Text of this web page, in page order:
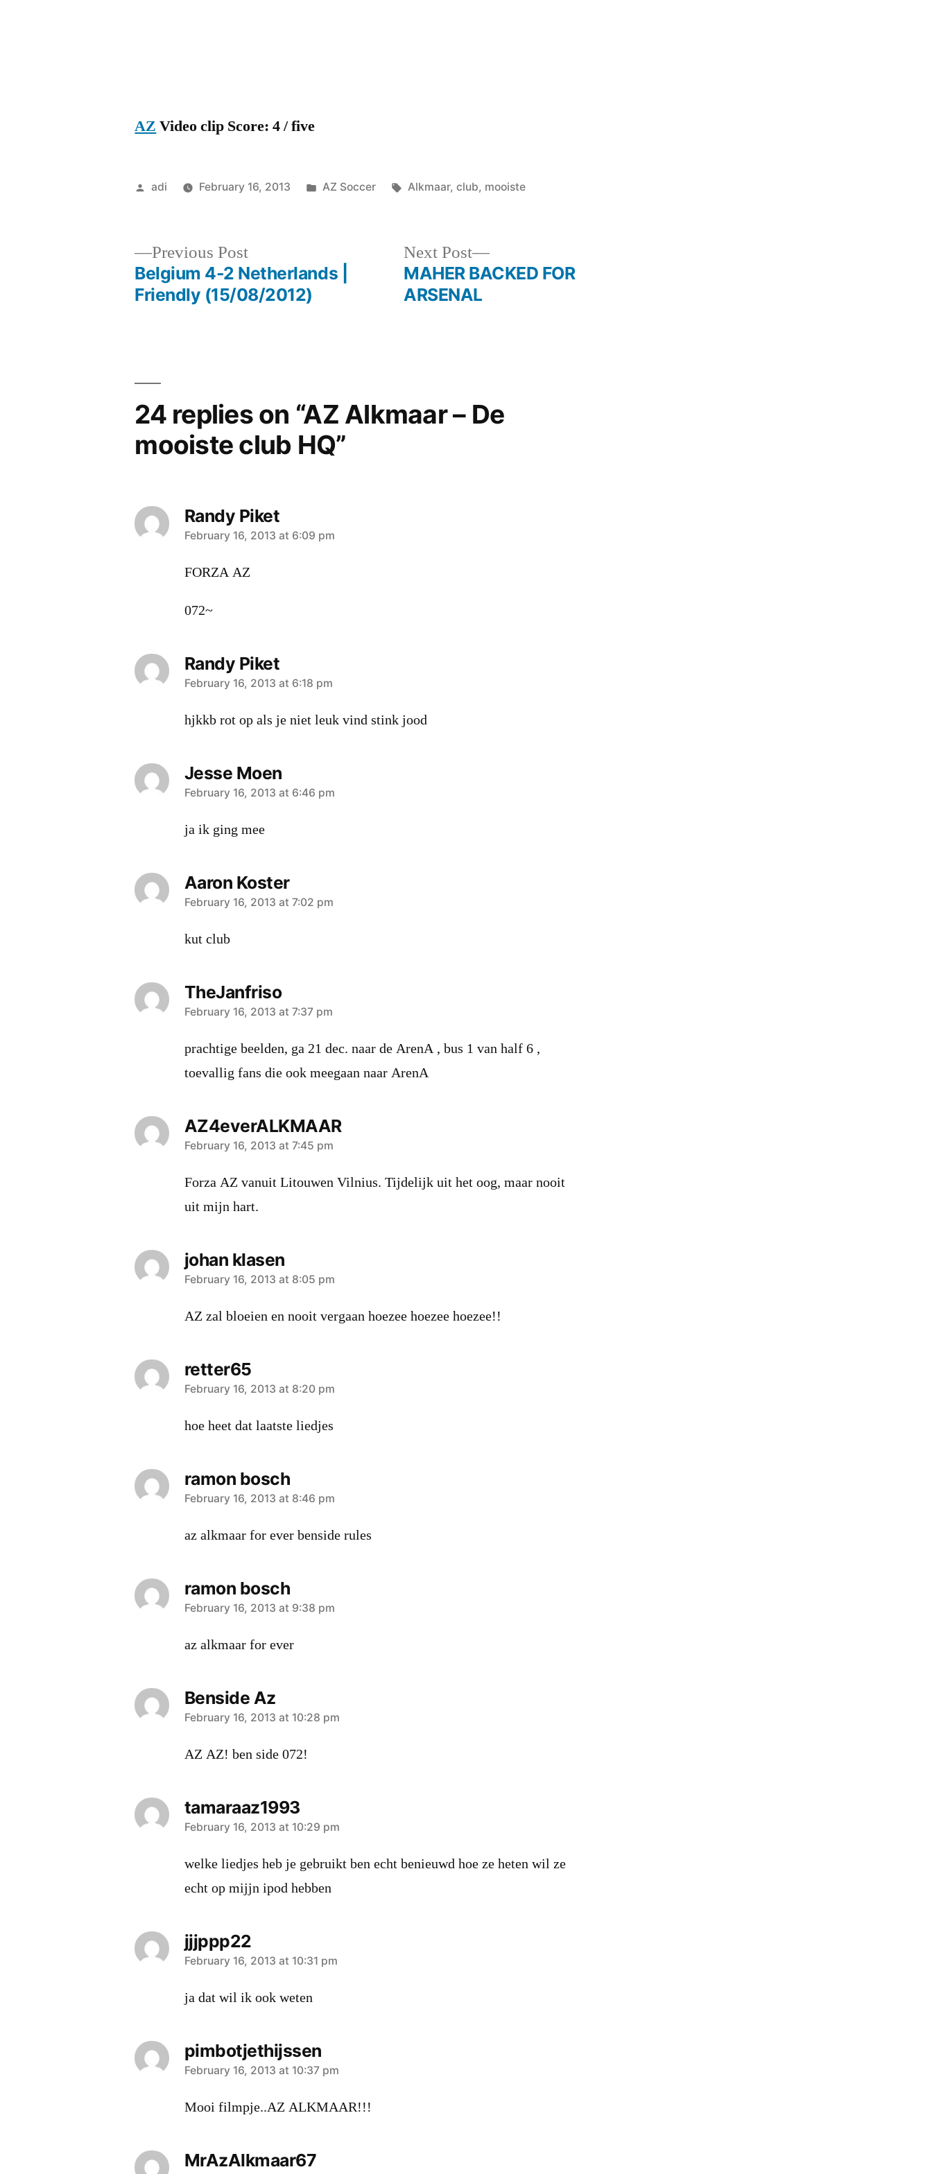
AZ Video clip Score: 4 / five
Posted
adi February 16, 2013
Posted
AZ Soccer Tags:
Alkmaar, club, mooiste
Previous PostPrevious
post:
Belgium 4-2 Netherlands |
Friendly (15/08/2012)
Next Post
Next
post:
MAHER BACKED FOR
ARSENAL
24 replies on “AZ Alkmaar – De
mooiste club HQ”
Randy Piket
says:
February 16, 2013 at 6:09 pm
FORZA AZ
072~
Randy Piket
says:
February 16, 2013 at 6:18 pm
hjkkb rot op als je niet leuk vind stink jood
Jesse Moen
says:
February 16, 2013 at 6:46 pm
ja ik ging mee
Aaron Koster
says:
February 16, 2013 at 7:02 pm
kut club
TheJanfriso
says:
February 16, 2013 at 7:37 pm
prachtige beelden, ga 21 dec. naar de ArenA , bus 1 van half 6 ,
toevallig fans die ook meegaan naar ArenA
AZ4everALKMAAR
says:
February 16, 2013 at 7:45 pm
Forza AZ vanuit Litouwen Vilnius. Tijdelijk uit het oog, maar nooit
uit mijn hart.
johan klasen
says:
February 16, 2013 at 8:05 pm
AZ zal bloeien en nooit vergaan hoezee hoezee hoezee!!
retter65
says:
February 16, 2013 at 8:20 pm
hoe heet dat laatste liedjes
ramon bosch
says:
February 16, 2013 at 8:46 pm
az alkmaar for ever benside rules
ramon bosch
says:
February 16, 2013 at 9:38 pm
az alkmaar for ever
Benside Az
says:
February 16, 2013 at 10:28 pm
AZ AZ! ben side 072!
tamaraaz1993
says:
February 16, 2013 at 10:29 pm
welke liedjes heb je gebruikt ben echt benieuwd hoe ze heten wil ze
echt op mijjn ipod hebben
jjjppp22
says:
February 16, 2013 at 10:31 pm
ja dat wil ik ook weten
pimbotjethijssen
says:
February 16, 2013 at 10:37 pm
Mooi filmpje..AZ ALKMAAR!!!
MrAzAlkmaar67